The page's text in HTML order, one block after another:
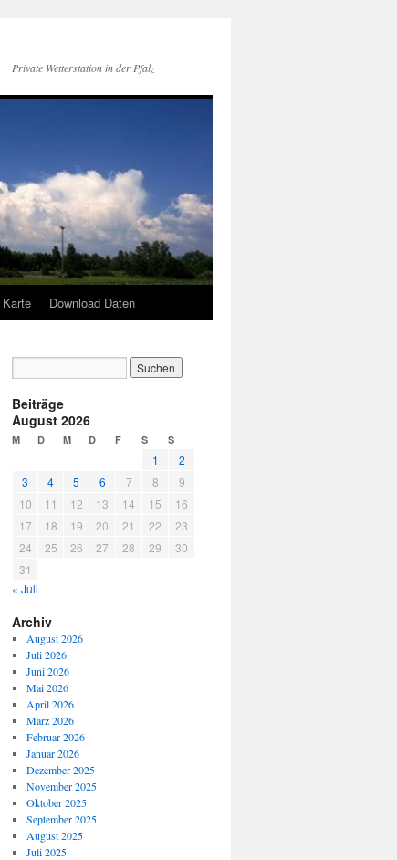
Private Wetterstation in der Pfalz
Download Daten
Beiträge
August 2026
M D M D F S S
1
2
3
4 5 6 7 8
9
10
11 12 13 14 15
16
17
18 19 20 21 22
23
24
25 26 27 28 29
30
31
« Juli
Archiv
August 2026
Juli 2026
Juni 2026
Mai 2026
April 2026
März 2026
Februar 2026
Januar 2026
Dezember 2025
November 2025
Oktober 2025
September 2025
August 2025
Juli 2025